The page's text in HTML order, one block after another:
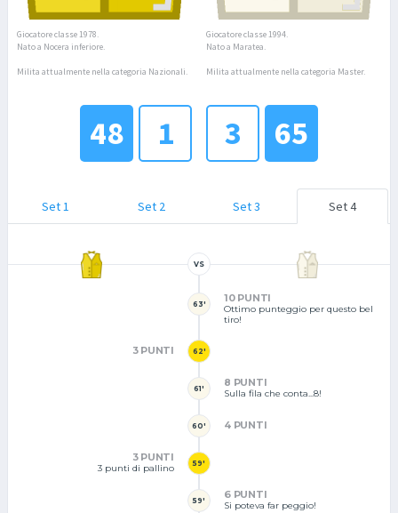
Giocatore classe 1978.
Nato a Nocera inferiore.
Milita attualmente nella categoria Nazionali.
Giocatore classe 1994.
Nato a Maratea.
Milita attualmente nella categoria Master.
1
48 3 65
Set 1 Set 2 Set 3 Set 4
VS
63' 10 PUNTI
Ottimo punteggio per questo bel
tiro!
62'
3 PUNTI
61' 8 PUNTI
Sulla fila che conta...8!
60' 4 PUNTI
59'
3 PUNTI
3 punti di pallino
59' 6 PUNTI
Si poteva far peggio!